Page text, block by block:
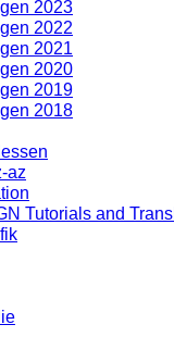
2023
2022
2021
2020
2019
2018
az
Tutorials and